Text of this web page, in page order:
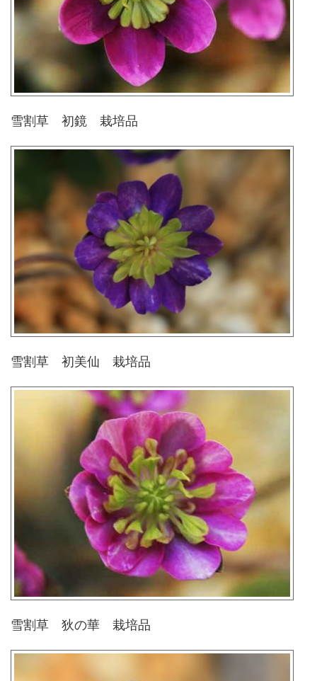
雪割草 初鏡 栽培品
雪割草 初美仙 栽培品
雪割草 狄の華 栽培品